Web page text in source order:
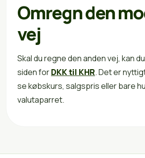
Omregn den
vej
Skal du regne den anden vej, kan
siden forDKK til KHR. Det er
se købskurs, salgspris eller bare
valutaparret.